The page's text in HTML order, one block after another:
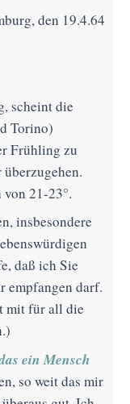
den 19.4.64
scheint die
Torino)
Frühling zu
21-23°.
insbesondere
daß ich Sie
empfangen darf.
mit für all die
ein Mensch
so weit das mir